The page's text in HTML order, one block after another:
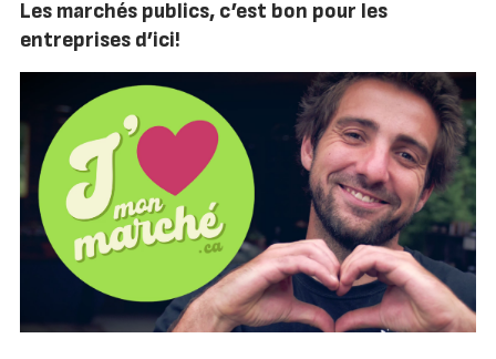
Les marchés publics, c’est bon pour les
entreprises d’ici!